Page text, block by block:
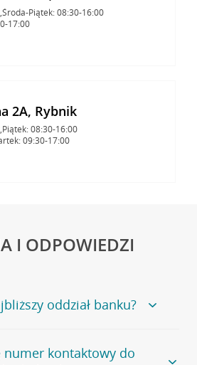
Piątek: 08:30-16:00
17:00
2A, Rybnik
08:30-16:00
09:30-17:00
I ODPOWIEDZI
oddział banku?
naszego banku, zapraszamy na
, na której znajduje się
numer kontaktowy do